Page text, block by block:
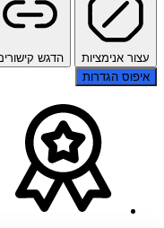
עצור אנימציות
הדגש
איפוס הגדרות